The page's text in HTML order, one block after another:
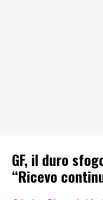
GF, il duro
“Ricevo